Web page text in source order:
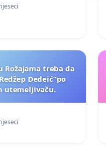
Rožajama treba da
Dedeić”po
utemeljivaču.